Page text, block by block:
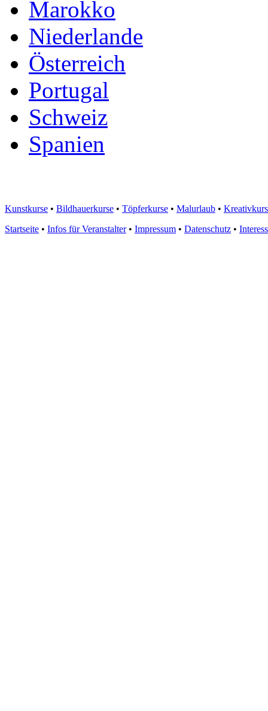
Marokko
Niederlande
Österreich
Portugal
Schweiz
Spanien
Kunstkurse • Bildhauerkurse • Töpferkurse • Malurlaub •
Startseite • Infos für Veranstalter• Impressum • Datenschutz •